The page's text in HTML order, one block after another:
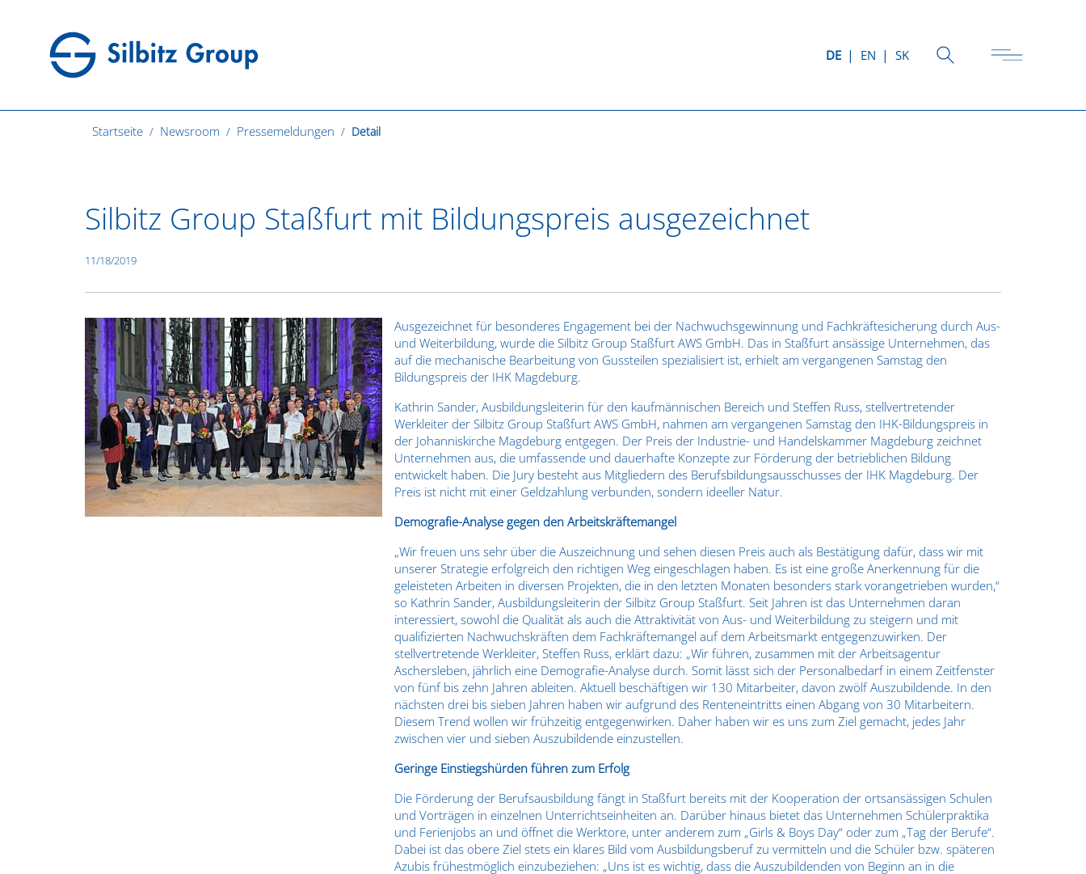
DE EN SK
Startseite Newsroom Pressemeldungen Detail
Silbitz Group Staßfurt mit Bildungspreis ausgezeichnet
11/18/2019
Ausgezeichnet für besonderes Engagement bei der Nachwuchsgewinnung und Fachkräftesicherung durch Aus-
und Weiterbildung, wurde die Silbitz Group Staßfurt AWS GmbH. Das in Staßfurt ansässige Unternehmen, das
auf die mechanische Bearbeitung von Gussteilen spezialisiert ist, erhielt am vergangenen Samstag den
Bildungspreis der IHK Magdeburg.
Kathrin Sander, Ausbildungsleiterin für den kaufmännischen Bereich und Steffen Russ, stellvertretender
Werkleiter der Silbitz Group Staßfurt AWS GmbH, nahmen am vergangenen Samstag den IHK-Bildungspreis in
der Johanniskirche Magdeburg entgegen. Der Preis der Industrie- und Handelskammer Magdeburg zeichnet
Unternehmen aus, die umfassende und dauerhafte Konzepte zur Förderung der betrieblichen Bildung
entwickelt haben. Die Jury besteht aus Mitgliedern des Berufsbildungsausschusses der IHK Magdeburg. Der
Preis ist nicht mit einer Geldzahlung verbunden, sondern ideeller Natur.
Demografie-Analyse gegen den Arbeitskräftemangel
„Wir freuen uns sehr über die Auszeichnung und sehen diesen Preis auch als Bestätigung dafür, dass wir mit
unserer Strategie erfolgreich den richtigen Weg eingeschlagen haben. Es ist eine große Anerkennung für die
geleisteten Arbeiten in diversen Projekten, die in den letzten Monaten besonders stark vorangetrieben wurden,“
so Kathrin Sander, Ausbildungsleiterin der Silbitz Group Staßfurt. Seit Jahren ist das Unternehmen daran
interessiert, sowohl die Qualität als auch die Attraktivität von Aus- und Weiterbildung zu steigern und mit
qualifizierten Nachwuchskräften dem Fachkräftemangel auf dem Arbeitsmarkt entgegenzuwirken. Der
stellvertretende Werkleiter, Steffen Russ, erklärt dazu: „Wir führen, zusammen mit der Arbeitsagentur
Aschersleben, jährlich eine Demografie-Analyse durch. Somit lässt sich der Personalbedarf in einem Zeitfenster
von fünf bis zehn Jahren ableiten. Aktuell beschäftigen wir 130 Mitarbeiter, davon zwölf Auszubildende. In den
nächsten drei bis sieben Jahren haben wir aufgrund des Renteneintritts einen Abgang von 30 Mitarbeitern.
Diesem Trend wollen wir frühzeitig entgegenwirken. Daher haben wir es uns zum Ziel gemacht, jedes Jahr
zwischen vier und sieben Auszubildende einzustellen.
Geringe Einstiegshürden führen zum Erfolg
Die Förderung der Berufsausbildung fängt in Staßfurt bereits mit der Kooperation der ortsansässigen Schulen
und Vorträgen in einzelnen Unterrichtseinheiten an. Darüber hinaus bietet das Unternehmen Schülerpraktika
und Ferienjobs an und öffnet die Werktore, unter anderem zum „Girls & Boys Day“ oder zum „Tag der Berufe“.
Dabei ist das obere Ziel stets ein klares Bild vom Ausbildungsberuf zu vermitteln und die Schüler bzw. späteren
Azubis frühestmöglich einzubeziehen: „Uns ist es wichtig, dass die Auszubildenden von Beginn an in die